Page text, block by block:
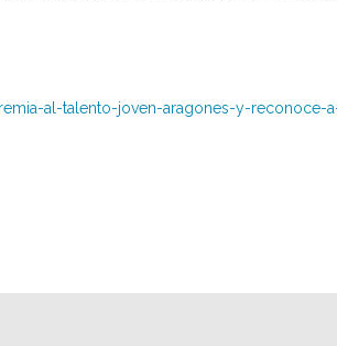
al-talento-joven-aragones-y-